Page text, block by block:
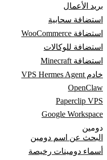
بريد الأعمال
استضافة سحابية
استضافة WooCommerce
استضافة للوكالات
استضافة Minecraft
خادم VPS Hermes Agent
OpenClaw
Paperclip VPS
Google Workspace
دومين
البحث عن اسم دومين
أسماء دومينات رخيصة